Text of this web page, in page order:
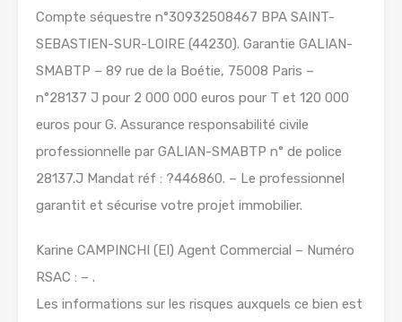
Compte séquestre n°30932508467 BPA SAINT-
SEBASTIEN-SUR-LOIRE (44230). Garantie GALIAN-
SMABTP – 89 rue de la Boétie, 75008 Paris –
n°28137 J pour 2 000 000 euros pour T et 120 000
euros pour G. Assurance responsabilité civile
professionnelle par GALIAN-SMABTP n° de police
28137.J Mandat réf : ?446860. – Le professionnel
garantit et sécurise votre projet immobilier.
Karine CAMPINCHI (EI) Agent Commercial – Numéro
RSAC : – .
Les informations sur les risques auxquels ce bien est